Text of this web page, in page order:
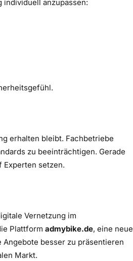
individuell anzupassen:
erhalten bleibt. Fachbetriebe
zu beeinträchtigen. Gerade
Experten setzen.
Vernetzung im
Plattform admybike.de, eine neue
besser zu präsentieren
Markt.